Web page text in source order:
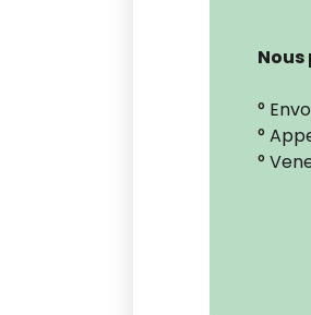
°
°
°